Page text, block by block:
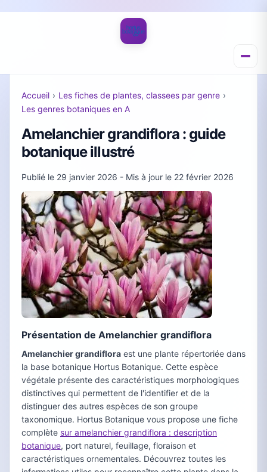
Accueil › Les fiches de plantes, classees par genre ›
Les genres botaniques en A
Amelanchier grandiflora : guide
botanique illustré
Publié le 29 janvier 2026 - Mis à jour le 22 février 2026
Présentation de Amelanchier grandiflora
Amelanchier grandiflora est une plante répertoriée dans
la base botanique Hortus Botanique. Cette espèce
végétale présente des caractéristiques morphologiques
distinctives qui permettent de l'identifier et de la
distinguer des autres espèces de son groupe
taxonomique. Hortus Botanique vous propose une fiche
complète sur amelanchier grandiflora : description
botanique, port naturel, feuillage, floraison et
caractéristiques ornementales. Découvrez toutes les